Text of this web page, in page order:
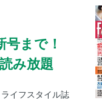
まで！
み放題
イフスタイル誌